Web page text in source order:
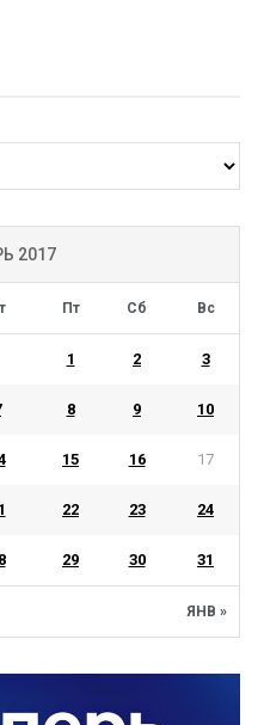
2017
Пт Сб Вс
ЯНВ »
1 2 3
8 9 10
15 16 17
22 23 24
29 30 31